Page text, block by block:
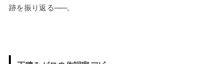
跡を振り返る——。